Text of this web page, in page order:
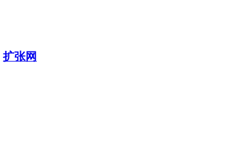
扩张网